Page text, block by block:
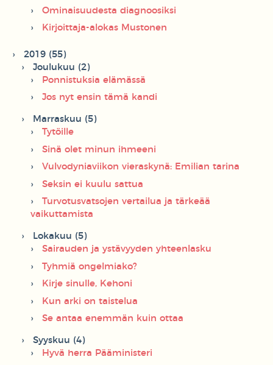
Ominaisuudesta diagnoosiksi
Kirjoittaja-alokas Mustonen
2019 (55)
Joulukuu (2)
Ponnistuksia elämässä
Jos nyt ensin tämä kandi
Marraskuu (5)
Tytöille
Sinä olet minun ihmeeni
Vulvodyniaviikon vieraskynä: Emilian tarina
Seksin ei kuulu sattua
Turvotusvatsojen vertailua ja tärkeää
vaikuttamista
Lokakuu (5)
Sairauden ja ystävyyden yhteenlasku
Tyhmiä ongelmiako?
Kirje sinulle, Kehoni
Kun arki on taistelua
Se antaa enemmän kuin ottaa
Syyskuu (4)
Hyvä herra Pääministeri